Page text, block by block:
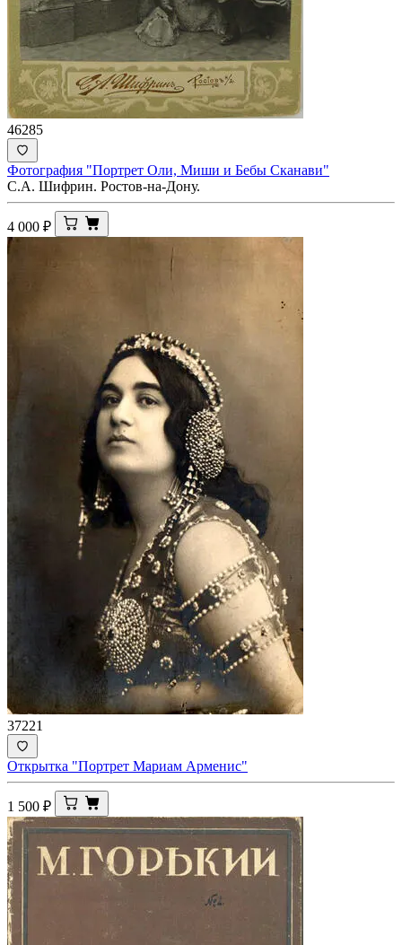
46285
Фотография "Портрет Оли, Миши и Бебы Сканави"
С.А. Шифрин. Ростов-на-Дону.
4 000 ₽
37221
Открытка "Портрет Мариам Арменис"
1 500 ₽